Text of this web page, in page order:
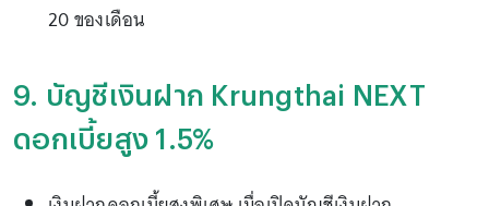
20 ของเดือน
9. บัญชีเงินฝาก Krungthai NEXT
ดอกเบี้ยสูง 1.5%